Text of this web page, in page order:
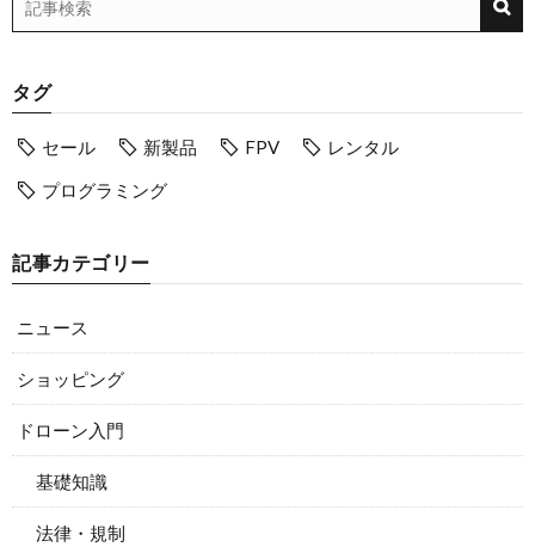
タグ
セール 新製品 FPV
レンタル
プログラミング
記事カテゴリー
ニュース
ショッピング
ドローン入門
基礎知識
法律・規制